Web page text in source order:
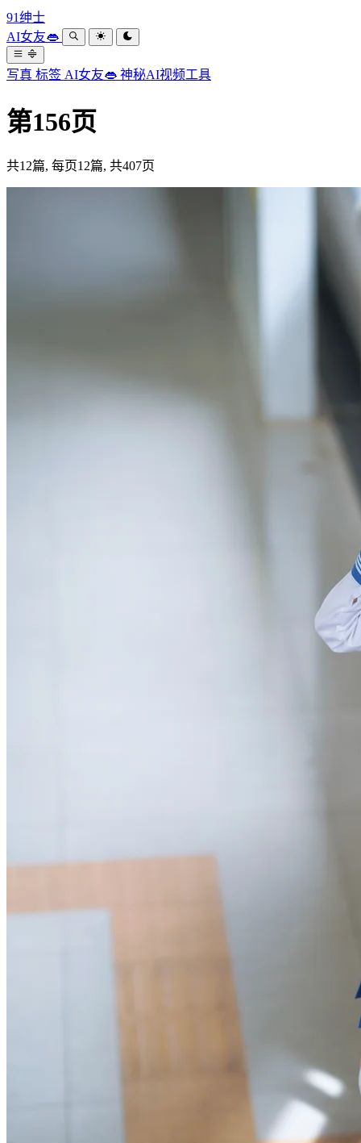
91绅士
AI女友👄
写真 标签 AI女友👄 神秘AI视频工具
第156页
共12篇, 每页12篇, 共407页